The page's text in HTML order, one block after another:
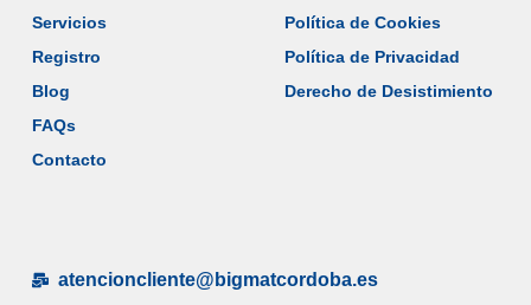
Servicios
Registro
Blog
FAQs
Contacto
Política de Cookies
Política de Privacidad
Derecho de Desistimiento
atencioncliente@bigmatcordoba.es